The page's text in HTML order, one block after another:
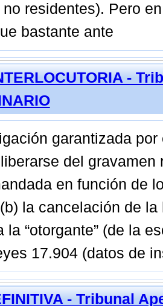
residentes). Pero
bastante ante
-
garantizada
del
en función de
la cancelación de
la “otorgante” (de la
17.904 (datos de
- Tribunal